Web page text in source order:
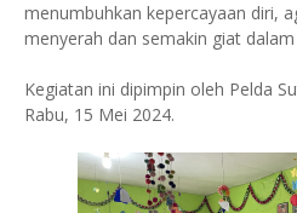
menumbuhkan kepercayaan diri,
menyerah dan semakin giat
Kegiatan ini dipimpin oleh Pelda
Rabu, 15 Mei 2024.